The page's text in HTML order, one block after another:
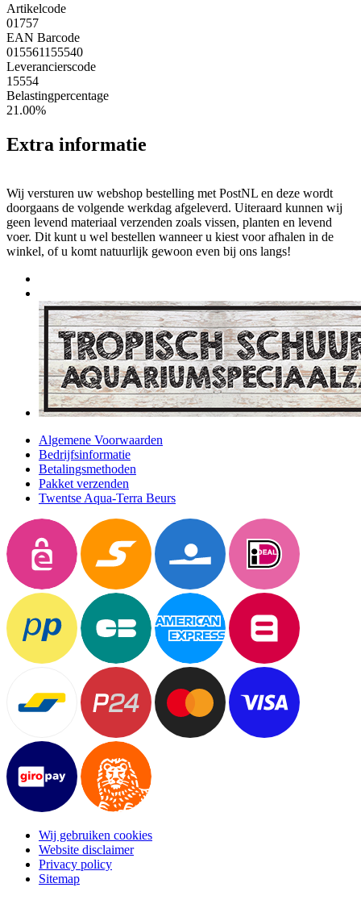
Artikelcode
01757
EAN Barcode
015561155540
Leverancierscode
15554
Belastingpercentage
21.00%
Extra informatie
Wij versturen uw webshop bestelling met PostNL en deze wordt
doorgaans de volgende werkdag afgeleverd. Uiteraard kunnen wij
geen levend materiaal verzenden zoals vissen, planten en levend
voer. Dit kunt u wel bestellen wanneer u kiest voor afhalen in de
winkel, of u komt natuurlijk gewoon even bij ons langs!
Algemene Voorwaarden
Bedrijfsinformatie
Betalingsmethoden
Pakket verzenden
Twentse Aqua-Terra Beurs
Wij gebruiken cookies
Website disclaimer
Privacy policy
Sitemap